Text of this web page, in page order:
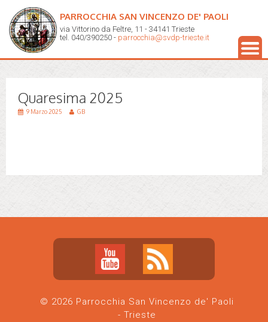
PARROCCHIA SAN VINCENZO DE' PAOLI
via Vittorino da Feltre, 11 - 34141 Trieste
tel. 040/390250 - parrocchia@svdp-trieste.it
Quaresima 2025
9 Marzo 2025 GB
© 2026 Parrocchia San Vincenzo de' Paoli
- Trieste